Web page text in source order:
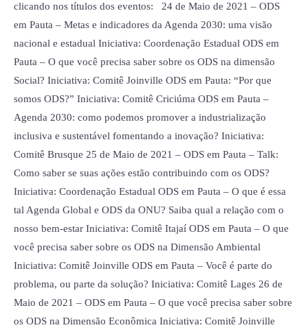
clicando nos títulos dos eventos: 24 de Maio de 2021 – ODS
em Pauta – Metas e indicadores da Agenda 2030: uma visão
nacional e estadual Iniciativa: Coordenação Estadual ODS em
Pauta – O que você precisa saber sobre os ODS na dimensão
Social? Iniciativa: Comitê Joinville ODS em Pauta: “Por que
somos ODS?” Iniciativa: Comitê Criciúma ODS em Pauta –
Agenda 2030: como podemos promover a industrialização
inclusiva e sustentável fomentando a inovação? Iniciativa:
Comitê Brusque 25 de Maio de 2021 – ODS em Pauta – Talk:
Como saber se suas ações estão contribuindo com os ODS?
Iniciativa: Coordenação Estadual ODS em Pauta – O que é essa
tal Agenda Global e ODS da ONU? Saiba qual a relação com o
nosso bem-estar Iniciativa: Comitê Itajaí ODS em Pauta – O que
você precisa saber sobre os ODS na Dimensão Ambiental
Iniciativa: Comitê Joinville ODS em Pauta – Você é parte do
problema, ou parte da solução? Iniciativa: Comitê Lages 26 de
Maio de 2021 – ODS em Pauta – O que você precisa saber sobre
os ODS na Dimensão Econômica Iniciativa: Comitê Joinville